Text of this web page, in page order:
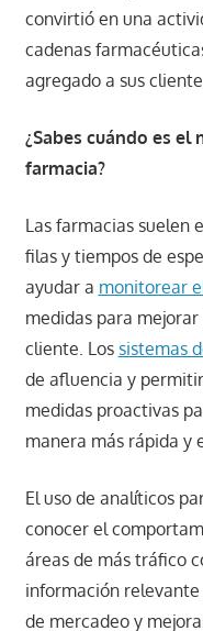
convirtió en una
cadenas
agregado a sus
¿Sabes cuándo es
farmacia?
Las farmacias suelen
filas y tiempos de
ayudar a monitorear
medidas para
cliente. Los sistemas
de afluencia y
medidas proactivas
manera más rápida y
El uso de analíticos
conocer el
áreas de más tráfico
información
de mercadeo y